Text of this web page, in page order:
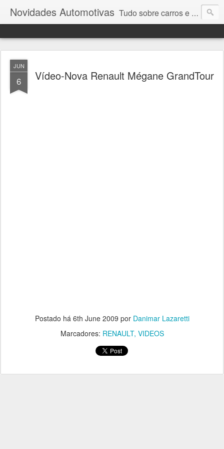
Novidades Automotivas Tudo sobre carros e motores
JUN
6 Vídeo-Nova Renault Mégane GrandTour
Postado há 6th June 2009 por Danimar Lazaretti
Marcadores: RENAULT VIDEOS